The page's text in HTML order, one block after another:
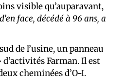
visible qu’auparavant,
face, décédé à 96 ans, a
de l’usine, un panneau
d’activités Farman. Il est
cheminées d’O-I.